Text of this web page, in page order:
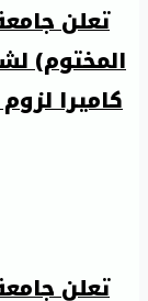
تعلن
المختوم)
كاميرا
تعلن